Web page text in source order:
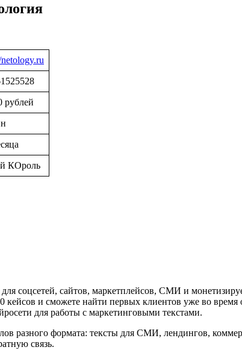
рублей
КОроль
для соцсетей, сайтов, маркетплейсов, СМИ и
кейсов и сможете найти первых клиентов уже во время
для работы с маркетинговыми текстами.
разного формата: тексты для СМИ, лендингов,
связь.